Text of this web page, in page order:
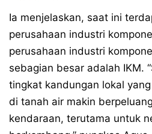
Ia menjelaskan, saat ini
perusahaan industri
perusahaan industri
sebagian besar adalah IKM.
tingkat kandungan lokal
di tanah air makin
kendaraan, terutama untuk